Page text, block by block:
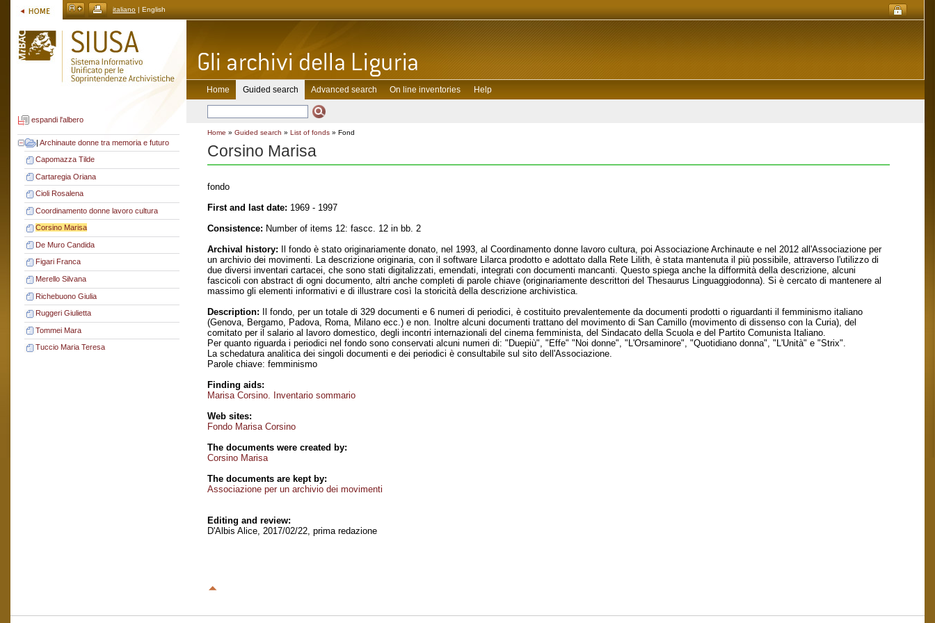
italiano | English
espandi l'albero
| Archinaute donne tra memoria e futuro
Capomazza Tilde
Cartaregia Oriana
Cioli Rosalena
Coordinamento donne lavoro cultura
Corsino Marisa
De Muro Candida
Figari Franca
Merello Silvana
Richebuono Giulia
Ruggeri Giulietta
Tommei Mara
Tuccio Maria Teresa
Home Guided search Advanced search On line inventories Help
Home » Guided search » List of fonds » Fond
Corsino Marisa
fondo
First and last date: 1969 - 1997
Consistence: Number of items 12: fascc. 12 in bb. 2
Archival history: Il fondo è stato originariamente donato, nel 1993, al Coordinamento donne lavoro cultura, poi Associazione Archinaute e nel 2012 all'Associazione per
un archivio dei movimenti. La descrizione originaria, con il software Lilarca prodotto e adottato dalla Rete Lilith, è stata mantenuta il più possibile, attraverso l'utilizzo di
due diversi inventari cartacei, che sono stati digitalizzati, emendati, integrati con documenti mancanti. Questo spiega anche la difformità della descrizione, alcuni
fascicoli con abstract di ogni documento, altri anche completi di parole chiave (originariamente descrittori del Thesaurus Linguaggiodonna). Si è cercato di mantenere al
massimo gli elementi informativi e di illustrare così la storicità della descrizione archivistica.
Description: Il fondo, per un totale di 329 documenti e 6 numeri di periodici, è costituito prevalentemente da documenti prodotti o riguardanti il femminismo italiano
(Genova, Bergamo, Padova, Roma, Milano ecc.) e non. Inoltre alcuni documenti trattano del movimento di San Camillo (movimento di dissenso con la Curia), del
comitato per il salario al lavoro domestico, degli incontri internazionali del cinema femminista, del Sindacato della Scuola e del Partito Comunista Italiano.
Per quanto riguarda i periodici nel fondo sono conservati alcuni numeri di: "Duepiù", "Effe" "Noi donne", "L'Orsaminore", "Quotidiano donna", "L'Unità" e "Strix".
La schedatura analitica dei singoli documenti e dei periodici è consultabile sul sito dell'Associazione.
Parole chiave: femminismo
Finding aids:
Marisa Corsino. Inventario sommario
Web sites:
Fondo Marisa Corsino
The documents were created by:
Corsino Marisa
The documents are kept by:
Associazione per un archivio dei movimenti
Editing and review:
D'Albis Alice, 2017/02/22, prima redazione